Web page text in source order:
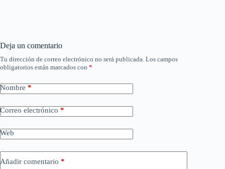
Deja un comentario
Tu dirección de correo electrónico no será publicada. Los campos
obligatorios están marcados con *
Nombre *
Correo electrónico *
Web
Añadir comentario *